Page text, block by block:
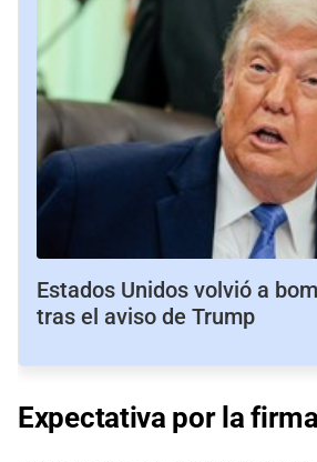
Estados Unidos volvió a
tras el aviso de Trump
Expectativa por la firma